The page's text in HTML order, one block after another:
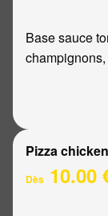
Base sauce
Pizza chicken
Dès 10.00